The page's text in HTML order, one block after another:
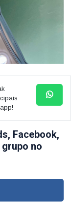
Facebook,
no